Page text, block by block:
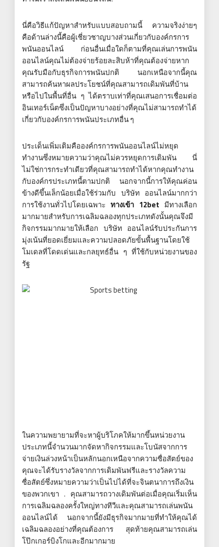
นี่คือวิธีแก้ปัญหาสำหรับแบบสอบถามนี้ ความจริงง่ายๆ
คือด้านล่างนี้คือผู้เชี่ยวชาญบางส่วนเกี่ยวกับองค์กรการ
พนันออนไลน์ ก่อนอื่นเมื่อใดก็ตามที่คุณเล่นการพนัน
ออนไลน์คุณไม่ต้องจ่ายร้อยละสิบห้าที่คุณต้องจ่ายหาก
คุณรับมือกับธุรกิจการพนันปกติ นอกเหนือจากนี้คุณ
สามารถค้นหาผลประโยชน์ที่คุณสามารถเดิมพันที่บ้าน
หรือไปในพื้นที่อื่น ๆ ได้ตราบเท่าที่คุณเสนอการเชื่อมต่อ
อินเทอร์เน็ตซึ่งเป็นปัญหาบางอย่างที่คุณไม่สามารถทำได้
เกี่ยวกับองค์กรการพนันประเภทอื่น ๆ
ประเด็นเพิ่มเติมคือองค์กรการพนันออนไลน์ไม่หยุด
ทำงานซึ่งหมายความว่าคุณไม่ควรหยุดการเดิมพัน นี่
ไม่ใช่การกระทำเดียวที่คุณสามารถทำได้หากคุณทำงาน
กับองค์กรประเภทนี้ตามปกติ นอกจากนี้การให้คุณค่อน
ข้างดีขึ้นเล็กน้อยเมื่อใช้ร่วมกับ บริษัท ออนไลน์มากกว่า
การใช้งานทั่วไปโดยเฉพาะทางเข้า 12bet มีทางเลือก
มากมายสำหรับการเฉลิมฉลองทุกประเภทดังนั้นคุณจึงมี
กิจกรรมมากมายให้เลือก บริษัท ออนไลน์รับประกันการ
มุ่งเน้นที่ยอดเยี่ยมและความปลอดภัยขั้นพื้นฐานโดยใช้
โมเดลที่โดดเด่นและกลยุทธ์อื่น ๆ ที่ใช้กับหน่วยงานของ
รัฐ
ในความพยายามที่จะหาผู้บริโภคให้มากขึ้นหน่วยงาน
ประเภทนี้จำนวนมากจัดหากิจกรรมและโบนัสจากการ
จ่ายเงินล่วงหน้าเป็นหลักนอกเหนือจากความซื่อสัตย์ของ
คุณจะได้รับรางวัลจากการเดิมพันฟรีและรางวัลความ
ซื่อสัตย์ซึ่งหมายความว่าเป็นไปได้ที่จะจินตนาการถึงเงิน
ของพวกเขา . คุณสามารถวางเดิมพันต่อเมื่อคุณเริ่มเห็น
การเฉลิมฉลองครั้งใหญ่ทางทีวีและคุณสามารถเล่นพนัน
ออนไลน์ได้ นอกจากนี้ยังมีธุรกิจมากมายที่ทำให้คุณได้
เฉลิมฉลองอย่างที่คุณต้องการ สุดท้ายคุณสามารถเล่น
โป๊กเกอร์บิงโกและอีกมากมาย